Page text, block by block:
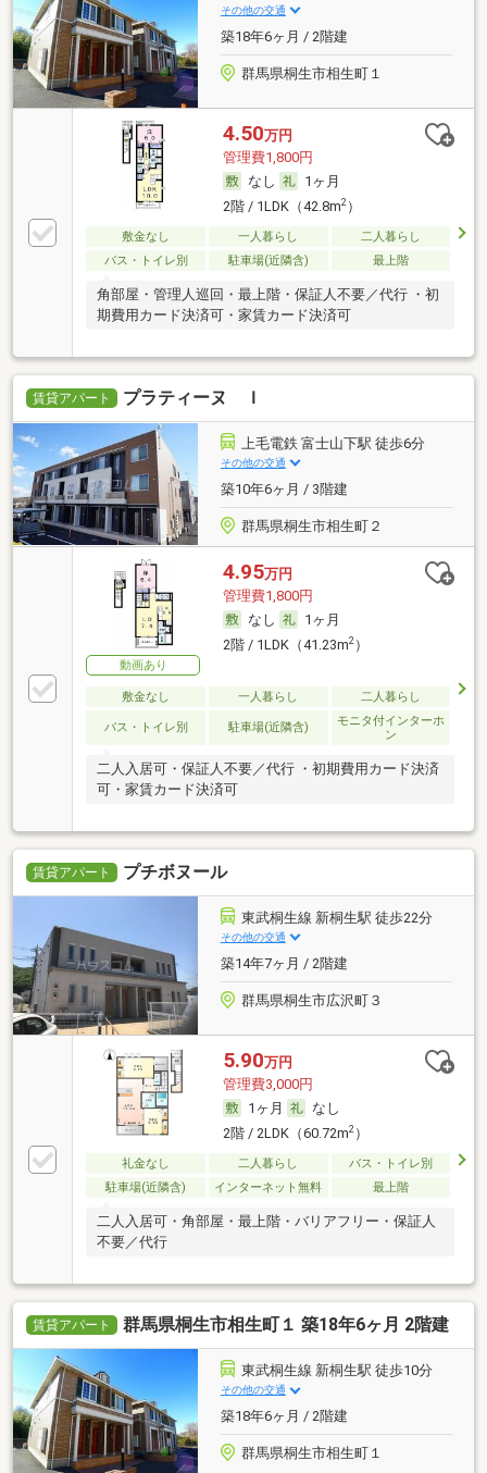
その他の交通
築18年6ヶ月 / 2階建
群馬県桐生市相生町１
4.50万円
管理費1,800円
なし
1ヶ月
2階 / 1LDK（42.8m2）
敷金なし 一人暮らし
二人暮らし
バス・トイレ別
駐車場(近隣含) 最上階
角部屋・管理人巡回・最上階・保証人不要／代行 ・初
期費用カード決済可・家賃カード決済可
賃貸アパート プラティーヌ Ｉ
上毛電鉄 富士山下駅 徒歩6分
その他の交通
築10年6ヶ月 / 3階建
群馬県桐生市相生町２
動画あり
4.95万円
管理費1,800円
なし
1ヶ月
2階 / 1LDK（41.23m2）
敷金なし 一人暮らし 二人暮らし
バス・トイレ別 駐車場(近隣含)
モニタ付インターホ
ン
二人入居可・保証人不要／代行 ・初期費用カード決済
可・家賃カード決済可
賃貸アパート プチボヌール
東武桐生線 新桐生駅 徒歩22分
その他の交通
築14年7ヶ月 / 2階建
群馬県桐生市広沢町３
5.90万円
管理費3,000円
1ヶ月
なし
2階 / 2LDK（60.72m2）
礼金なし 二人暮らし
バス・トイレ別
駐車場(近隣含)
インターネット無料 最上階
二人入居可・角部屋・最上階・バリアフリー・保証人
不要／代行
賃貸アパート 群馬県桐生市相生町１ 築18年6ヶ月 2階建
東武桐生線 新桐生駅 徒歩10分
その他の交通
築18年6ヶ月 / 2階建
群馬県桐生市相生町１